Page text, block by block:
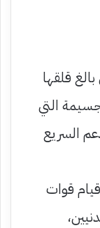
قلقها
التي
السريع
قوات